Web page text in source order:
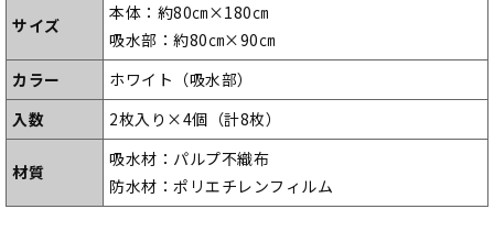
サイズ
本体：約80㎝×180㎝
吸水部：約80㎝×90㎝
カラー
ホワイト（吸水部）
入数
2枚入り×4個（計8枚）
材質
吸水材：パルプ不織布
防水材：ポリエチレンフィルム